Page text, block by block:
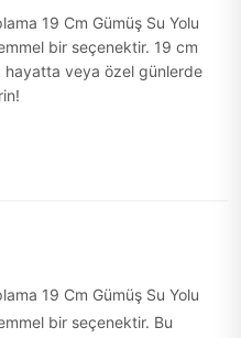
19 Cm Gümüş Su Yolu
bir seçenektir. 19 cm
veya özel günlerde
19 Cm Gümüş Su Yolu
bir seçenektir. Bu